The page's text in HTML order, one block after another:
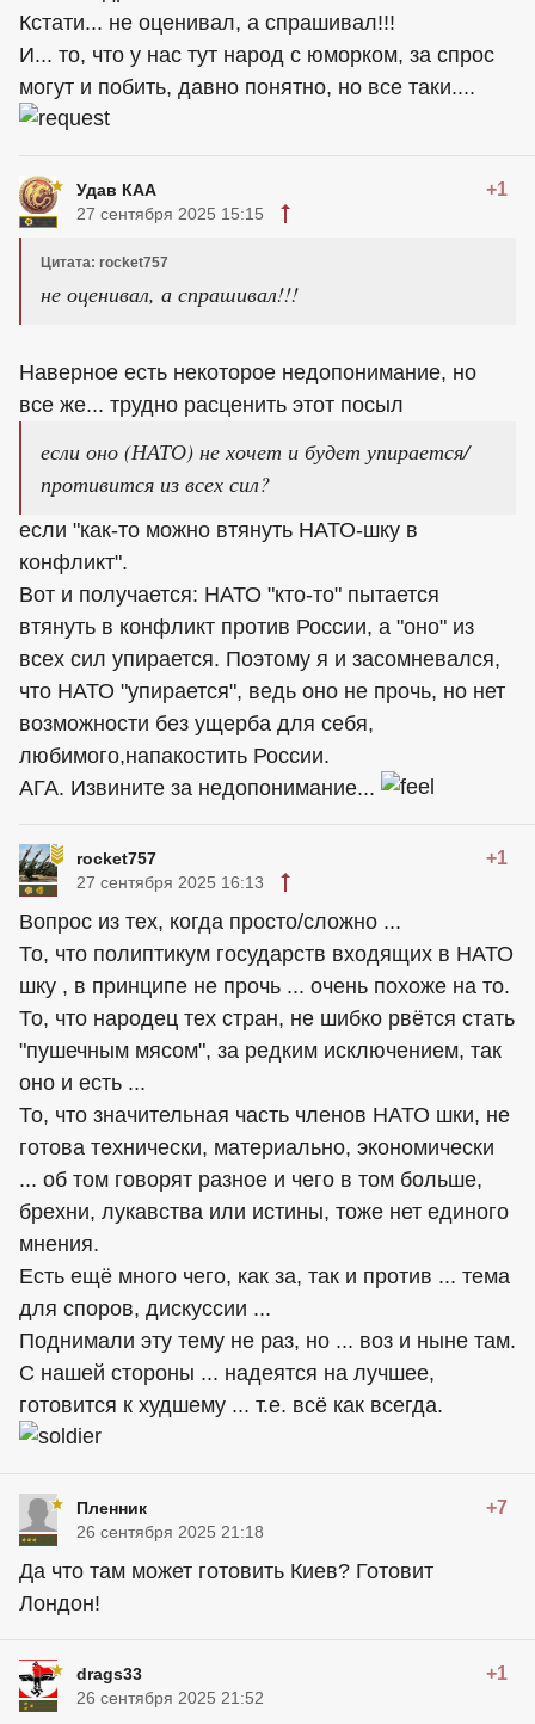
Кстати... не оценивал, а спрашивал!!!
И... то, что у нас тут народ с юморком, за спрос
могут и побить, давно понятно, но все таки....
Удав КАА +1
27 сентября 2025 15:15
Цитата: rocket757
не оценивал, а спрашивал!!!
Наверное есть некоторое недопонимание, но
все же... трудно расценить этот посыл
если оно (НАТО) не хочет и будет упирается/
противится из всех сил?
если "как-то можно втянуть НАТО-шку в
конфликт".
Вот и получается: НАТО "кто-то" пытается
втянуть в конфликт против России, а "оно" из
всех сил упирается. Поэтому я и засомневался,
что НАТО "упирается", ведь оно не прочь, но нет
возможности без ущерба для себя,
любимого,напакостить России.
АГА. Извините за недопонимание...
rocket757 +1
27 сентября 2025 16:13
Вопрос из тех, когда просто/сложно ...
То, что полиптикум государств входящих в НАТО
шку , в принципе не прочь ... очень похоже на то.
То, что народец тех стран, не шибко рвётся стать
"пушечным мясом", за редким исключением, так
оно и есть ...
То, что значительная часть членов НАТО шки, не
готова технически, материально, экономически
... об том говорят разное и чего в том больше,
брехни, лукавства или истины, тоже нет единого
мнения.
Есть ещё много чего, как за, так и против ... тема
для споров, дискуссии ...
Поднимали эту тему не раз, но ... воз и ныне там.
С нашей стороны ... надеятся на лучшее,
готовится к худшему ... т.е. всё как всегда.
Пленник +7
26 сентября 2025 21:18
Да что там может готовить Киев? Готовит
Лондон!
drags33 +1
26 сентября 2025 21:52